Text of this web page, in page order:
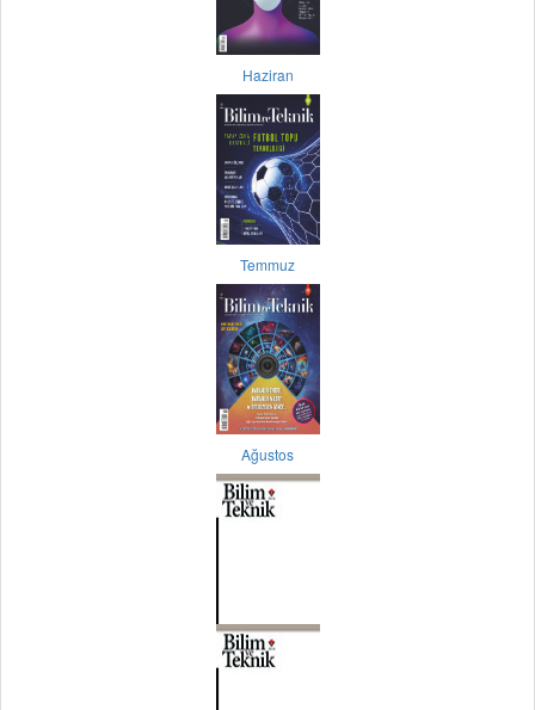
Haziran
Temmuz
Ağustos